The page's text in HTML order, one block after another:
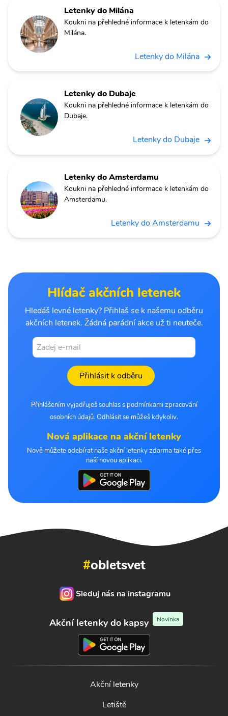
Letenky do Milána
Koukni na přehledné informace k letenkám do
Milána.
Letenky do Milána
Letenky do Dubaje
Koukni na přehledné informace k letenkám do
Dubaje.
Letenky do Dubaje
Letenky do Amsterdamu
Koukni na přehledné informace k letenkám do
Amsterdamu.
Letenky do Amsterdamu
Hlídač akčních letenek
Hledáš levné letenky? Přihlaš se k našemu odběru
akčních letenek. Žádná parádní akce už ti neuteče.
Přihlásit k odběru
Přihlášením vyjadřuješ souhlas s podmínkami zpracování
osobních údajů. Odhlásit se můžeš kdykoliv.
Nová aplikace na akční letenky
Nově můžete odebírat naše akční letenky zdarma také přes
naší novou aplikaci.
#obletsvet
Sleduj nás na instagramu
Akční letenky do kapsy Novinka
Akční letenky
Letiště